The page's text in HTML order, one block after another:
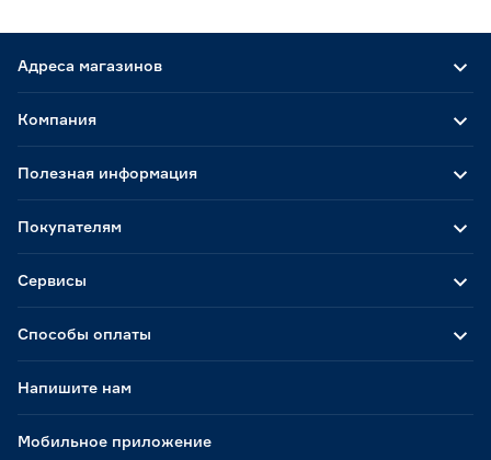
Адреса магазинов
Способы оплаты
Мобильное приложение
Компания
Полезная информация
Покупателям
Сервисы
Напишите нам